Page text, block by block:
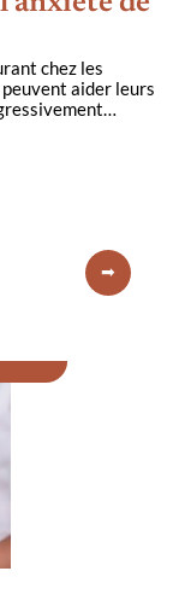
chez les
aider leurs
…